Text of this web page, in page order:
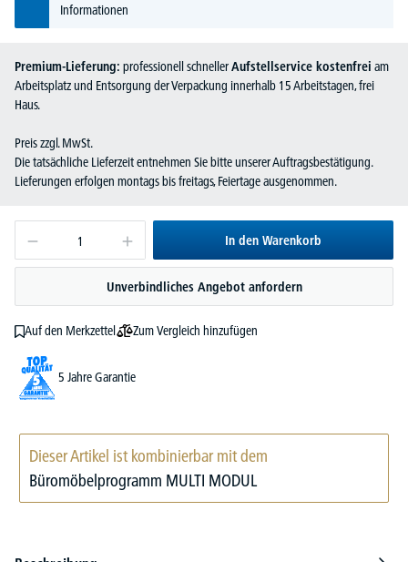
Informationen
Premium-Lieferung: professionell schnellerAufstellservice kostenfrei am
Arbeitsplatz und Entsorgung der Verpackung innerhalb 15 Arbeitstagen, frei
Haus.
Preis zzgl. MwSt.
Die tatsächliche Lieferzeit entnehmen Sie bitte unserer Auftragsbestätigung.
Lieferungen erfolgen montags bis freitags, Feiertage ausgenommen.
In den Warenkorb
Unverbindliches Angebot anfordern
Auf den Merkzettel Zum Vergleich hinzufügen
5 Jahre Garantie
Dieser Artikel ist kombinierbar mit dem
Büromöbelprogramm MULTI MODUL